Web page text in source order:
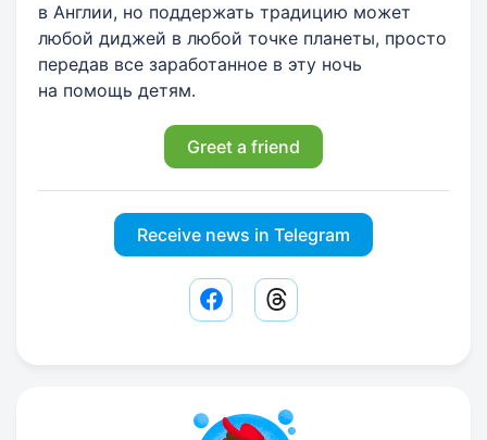
в Англии, но поддержать традицию может
любой диджей в любой точке планеты, просто
передав все заработанное в эту ночь
на помощь детям.
Greet a friend
Receive news in Telegram
Facebook share link
Threads share link